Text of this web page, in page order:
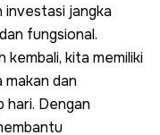
investasi jangka
fungsional.
kembali, kita memiliki
makan dan
hari. Dengan